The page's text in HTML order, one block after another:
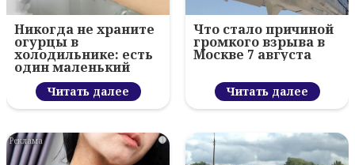
Никогда не храните
огурцы в
холодильнике: есть
один маленький
секрет
Читать далее
Что стало причиной
громкого взрыва в
Москве 7 августа
Читать далее
i